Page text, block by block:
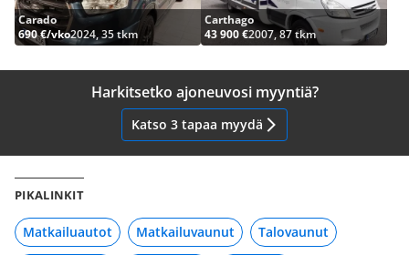
Carado
690 €/vko2024, 35 tkm
Carthago
43 900 €2007, 87 tkm
Harkitsetko ajoneuvosi myyntiä?
Katso 3 tapaa myydä
PIKALINKIT
Matkailuautot Matkailuvaunut Talovaunut